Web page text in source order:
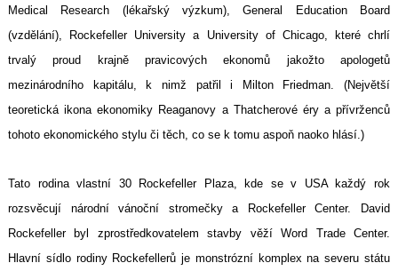
Medical Research (lékařský výzkum), General Education Board
(vzdělání), Rockefeller University a University of Chicago, které chrlí
trvalý proud krajně pravicových ekonomů jakožto apologetů
mezinárodního kapitálu, k nimž patřil i Milton Friedman. (Největší
teoretická ikona ekonomiky Reaganovy a Thatcherové éry a přívrženců
tohoto ekonomického stylu či těch, co se k tomu aspoň naoko hlásí.)
Tato rodina vlastní 30 Rockefeller Plaza, kde se v USA každý rok
rozsvěcují národní vánoční stromečky a Rockefeller Center. David
Rockefeller byl zprostředkovatelem stavby věží Word Trade Center.
Hlavní sídlo rodiny Rockefellerů je monstrózní komplex na severu státu